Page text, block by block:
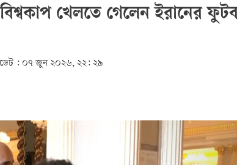
খেলতে গেলেন ইরানের
: ০৭ জুন ২০২৬, ২২: ২৯